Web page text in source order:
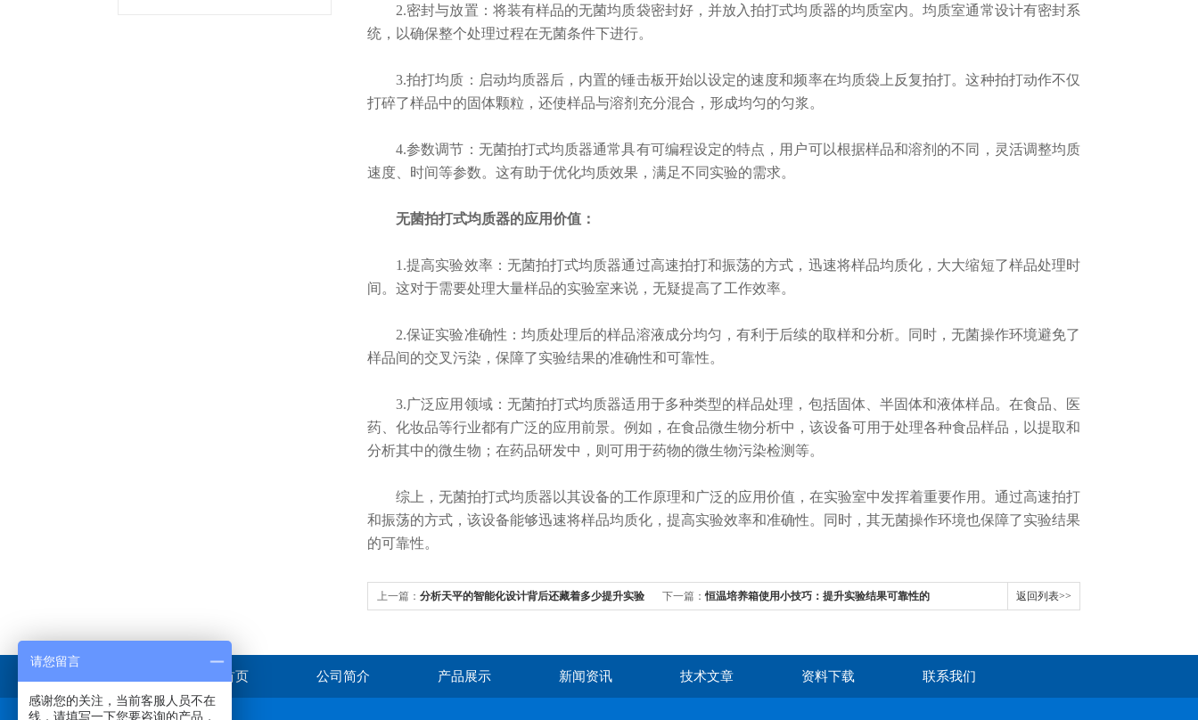
2.密封与放置：将装有样品的无菌均质袋密封好，并放入拍打式均质器的均质室内。均质室通常设计有密封系
统，以确保整个处理过程在无菌条件下进行。
3.拍打均质：启动均质器后，内置的锤击板开始以设定的速度和频率在均质袋上反复拍打。这种拍打动作不仅
打碎了样品中的固体颗粒，还使样品与溶剂充分混合，形成均匀的匀浆。
4.参数调节：无菌拍打式均质器通常具有可编程设定的特点，用户可以根据样品和溶剂的不同，灵活调整均质
速度、时间等参数。这有助于优化均质效果，满足不同实验的需求。
无菌拍打式均质器的应用价值：
1.提高实验效率：无菌拍打式均质器通过高速拍打和振荡的方式，迅速将样品均质化，大大缩短了样品处理时
间。这对于需要处理大量样品的实验室来说，无疑提高了工作效率。
2.保证实验准确性：均质处理后的样品溶液成分均匀，有利于后续的取样和分析。同时，无菌操作环境避免了
样品间的交叉污染，保障了实验结果的准确性和可靠性。
3.广泛应用领域：无菌拍打式均质器适用于多种类型的样品处理，包括固体、半固体和液体样品。在食品、医
药、化妆品等行业都有广泛的应用前景。例如，在食品微生物分析中，该设备可用于处理各种食品样品，以提取和
分析其中的微生物；在药品研发中，则可用于药物的微生物污染检测等。
综上，无菌拍打式均质器以其设备的工作原理和广泛的应用价值，在实验室中发挥着重要作用。通过高速拍打
和振荡的方式，该设备能够迅速将样品均质化，提高实验效率和准确性。同时，其无菌操作环境也保障了实验结果
的可靠性。
上一篇： 分析天平的智能化设计背后还藏着多少提升实验 下一篇：恒温培养箱使用小技巧：提升实验结果可靠性的 返回列表>>
首页 公司简介 产品展示 新闻资讯 技术文章 资料下载 联系我们
请您留言
感谢您的关注，当前客服人员不在
线，请填写一下您要咨询的产品，